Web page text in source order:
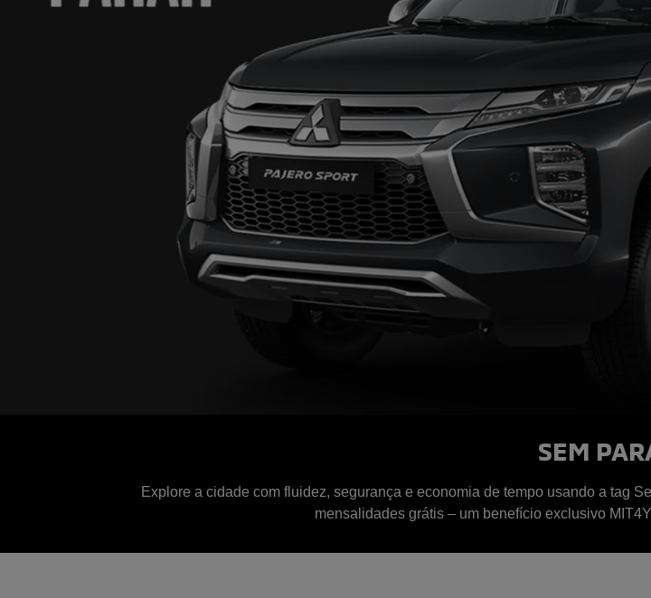
SEM
Explore a cidade com fluidez, segurança e economia de tempo usando a tag
mensalidades grátis – um benefício exclusivo